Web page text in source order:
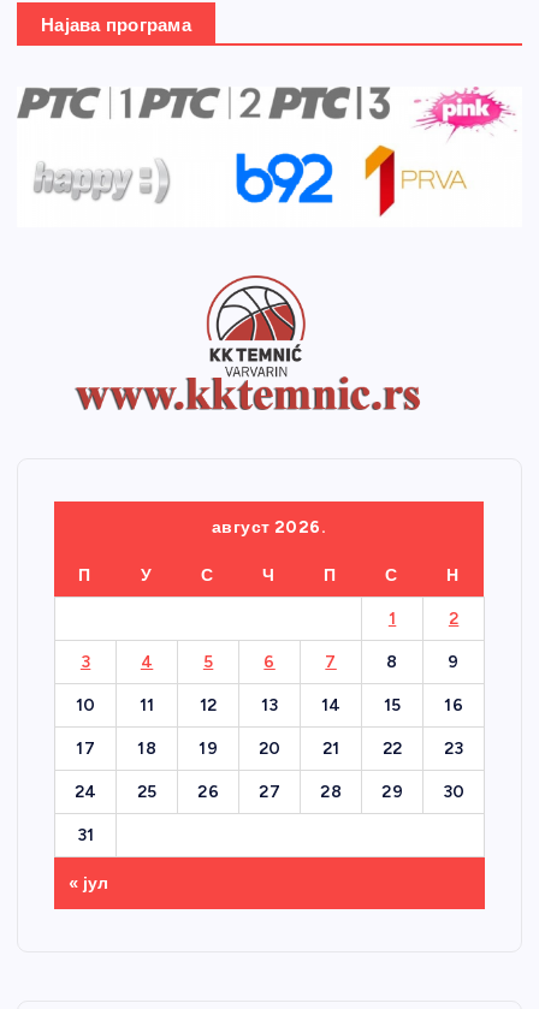
Најава програма
август 2026.
П У С Ч П С Н
1 2
3 4 5 6 7 8 9
10 11 12 13 14 15 16
17 18 19 20 21 22 23
24 25 26 27 28 29 30
31
« јул